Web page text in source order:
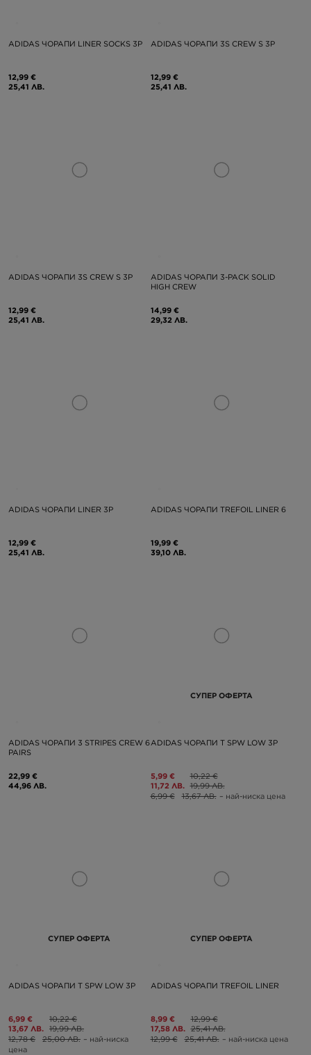
ADIDAS ЧОРАПИ LINER SOCKS 3P
12,99 €
25,41 ЛВ.
ADIDAS ЧОРАПИ 3S CREW S 3P
12,99 €
25,41 ЛВ.
ADIDAS ЧОРАПИ 3S CREW S 3P
12,99 €
25,41 ЛВ.
ADIDAS ЧОРАПИ 3-PACK SOLID
HIGH CREW
14,99 €
29,32 ЛВ.
ADIDAS ЧОРАПИ LINER 3P
12,99 €
25,41 ЛВ.
ADIDAS ЧОРАПИ TREFOIL LINER 6
19,99 €
39,10 ЛВ.
ADIDAS ЧОРАПИ 3 STRIPES CREW 6
PAIRS
22,99 €
44,96 ЛВ.
СУПЕР ОФЕРТА
ADIDAS ЧОРАПИ T SPW LOW 3P
5,99 €
11,72 ЛВ.
10,22 €
19,99 ЛВ.
6,99 €
13,67 ЛВ. – най-ниска цена
СУПЕР ОФЕРТА
ADIDAS ЧОРАПИ T SPW LOW 3P
6,99 €
13,67 ЛВ.
10,22 €
19,99 ЛВ.
12,78 €
25,00 ЛВ. – най-ниска
цена
СУПЕР ОФЕРТА
ADIDAS ЧОРАПИ TREFOIL LINER
8,99 €
17,58 ЛВ.
12,99 €
25,41 ЛВ.
12,99 €
25,41 ЛВ. – най-ниска цена